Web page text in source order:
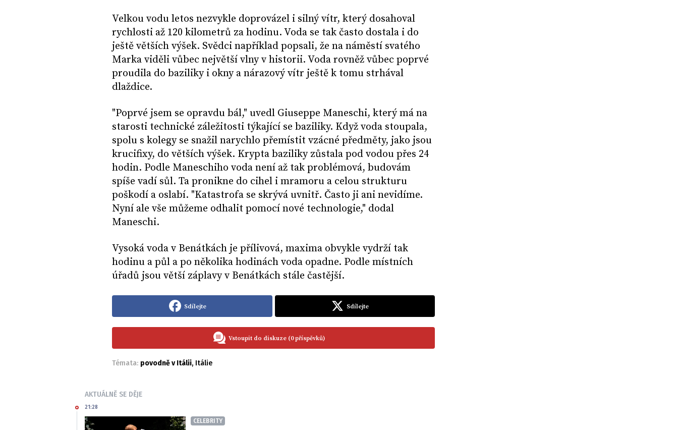
Velkou vodu letos nezvykle doprovázel i silný vítr, který dosahoval
rychlosti až 120 kilometrů za hodinu. Voda se tak často dostala i do
ještě větších výšek. Svědci například popsali, že na náměstí svatého
Marka viděli vůbec největší vlny v historii. Voda rovněž vůbec poprvé
proudila do baziliky i okny a nárazový vítr ještě k tomu strhával
dlaždice.
"Poprvé jsem se opravdu bál," uvedl Giuseppe Maneschi, který má na
starosti technické záležitosti týkající se baziliky. Když voda stoupala,
spolu s kolegy se snažil narychlo přemístit vzácné předměty, jako jsou
krucifixy, do větších výšek. Krypta baziliky zůstala pod vodou přes 24
hodin. Podle Maneschiho voda není až tak problémová, budovám
spíše vadí sůl. Ta pronikne do cihel i mramoru a celou strukturu
poškodí a oslabí. "Katastrofa se skrývá uvnitř. Často ji ani nevidíme.
Nyní ale vše můžeme odhalit pomocí nové technologie," dodal
Maneschi.
Vysoká voda v Benátkách je přílivová, maxima obvykle vydrží tak
hodinu a půl a po několika hodinách voda opadne. Podle místních
úřadů jsou větší záplavy v Benátkách stále častější.
Sdílejte Sdílejte
Vstoupit do diskuze (0 příspěvků)
Témata: povodně v Itálii, Itálie
AKTUÁLNĚ SE DĚJE
21:28
CELEBRITY